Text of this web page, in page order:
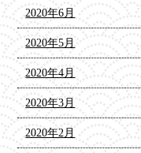
2020年6月
2020年5月
2020年4月
2020年3月
2020年2月